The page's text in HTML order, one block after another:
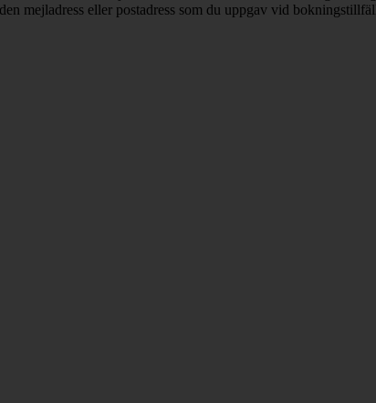
mejladress eller postadress som du uppgav vid